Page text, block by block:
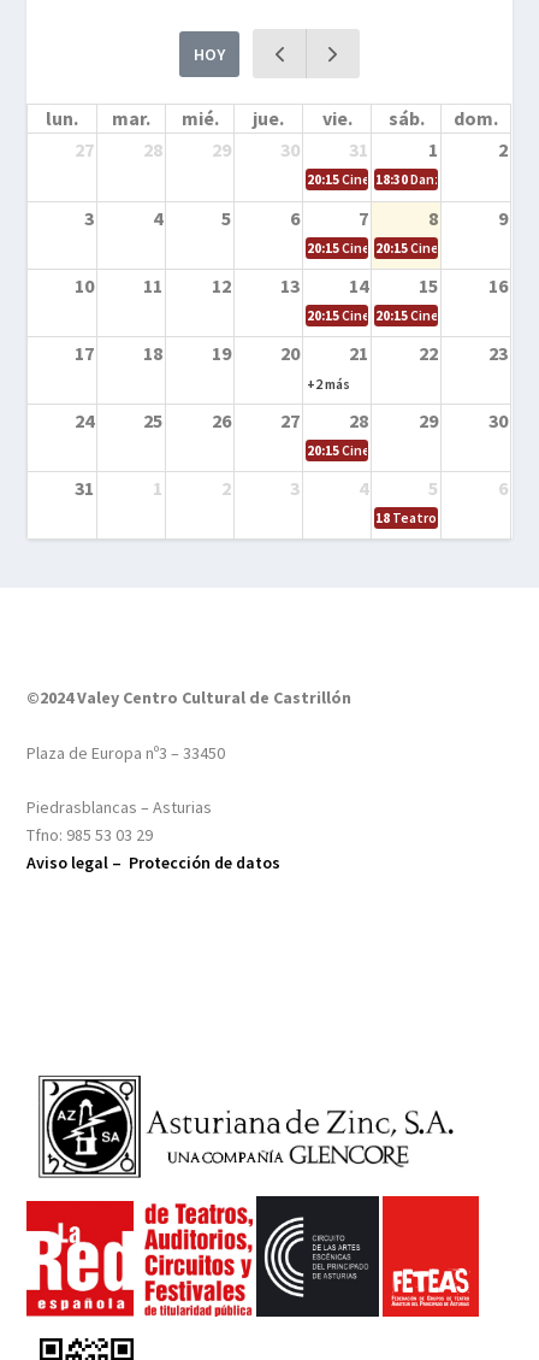
HOY
lun. mar. mié. jue. vie. sáb.
dom.
27
28 29 30 31 1 2
20:15Cine en la calle – Cómo
18:30Danza – Cita en el
3 4 5 6 7 8 9
20:15Cine en la calle – El niño y la
20:15Cine en la calle –
10 11 12 13 14 15 16
20:15Cine en la calle – Tortugas
20:15Cine en la calle –
17 18 19 20 21 22 23
+2 más
24 25 26 27 28 29 30
20:15Cine en el calle – Tintín y el
31 1 2 3 4 5 6
18 Teatro – Tres
©2024 Valey Centro Cultural de Castrillón
Plaza de Europa nº3 – 33450
Piedrasblancas – Asturias
Tfno: 985 53 03 29
Aviso legal – Protección de datos